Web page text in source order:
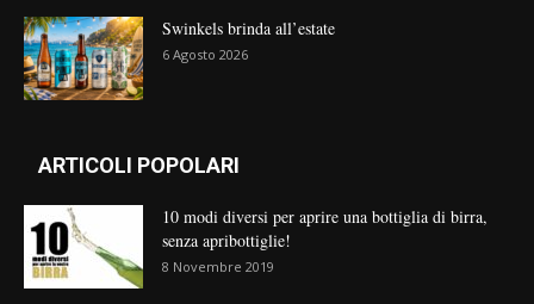
Swinkels brinda all’estate
6 Agosto 2026
ARTICOLI POPOLARI
10 modi diversi per aprire una bottiglia di birra,
senza apribottiglie!
8 Novembre 2019